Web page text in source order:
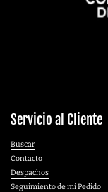
Servicio al Cliente
Buscar
Contacto
Despachos
Seguimiento de mi Pedido